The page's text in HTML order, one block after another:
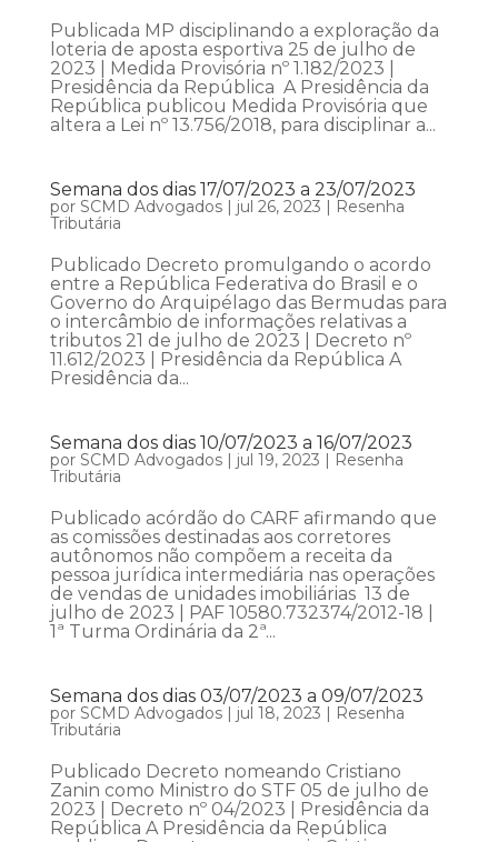
Publicada MP disciplinando a exploração da
loteria de aposta esportiva 25 de julho de
2023 | Medida Provisória nº 1.182/2023 |
Presidência da República A Presidência da
República publicou Medida Provisória que
altera a Lei nº 13.756/2018, para disciplinar a...
Semana dos dias 17/07/2023 a 23/07/2023
por SCMD Advogados| jul 26, 2023 | Resenha
Tributária
Publicado Decreto promulgando o acordo
entre a República Federativa do Brasil e o
Governo do Arquipélago das Bermudas para
o intercâmbio de informações relativas a
tributos 21 de julho de 2023 | Decreto nº
11.612/2023 | Presidência da República A
Presidência da...
Semana dos dias 10/07/2023 a 16/07/2023
por SCMD Advogados| jul 19, 2023 | Resenha
Tributária
Publicado acórdão do CARF afirmando que
as comissões destinadas aos corretores
autônomos não compõem a receita da
pessoa jurídica intermediária nas operações
de vendas de unidades imobiliárias 13 de
julho de 2023 | PAF 10580.732374/2012-18 |
1ª Turma Ordinária da 2ª...
Semana dos dias 03/07/2023 a 09/07/2023
por SCMD Advogados| jul 18, 2023 | Resenha
Tributária
Publicado Decreto nomeando Cristiano
Zanin como Ministro do STF 05 de julho de
2023 | Decreto nº 04/2023 | Presidência da
República A Presidência da República